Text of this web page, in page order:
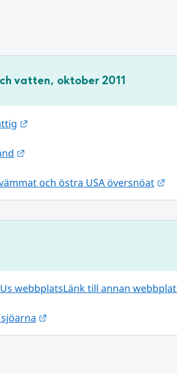
vatten, oktober 2011
Länk till annan webbplats.
Länk till annan webbplats.
och östra USA översnöat
webbplatsLänk till annan
Länk till annan webbplats.